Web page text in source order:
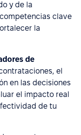
y de la
clave
la
de
el
en las decisiones
el impacto real
de tu